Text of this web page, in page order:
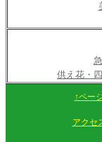
供え花・
↑ペー
アクセ